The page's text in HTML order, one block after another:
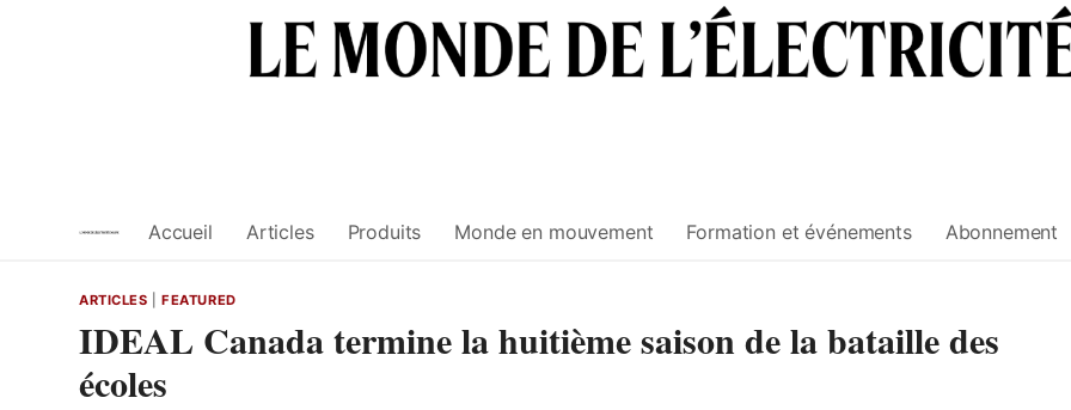
Accueil Articles Produits Monde en mouvement Formation et événements Abonnement
ARTICLES |FEATURED
IDEAL Canada termine la huitième saison de la bataille des
écoles